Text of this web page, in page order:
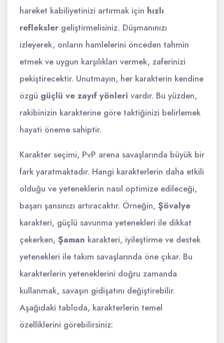
hareket kabiliyetinizi artırmak için hızlı
refleksler geliştirmelisiniz. Düşmanınızı
izleyerek, onların hamlelerini önceden tahmin
etmek ve uygun karşılıkları vermek, zaferinizi
pekiştirecektir. Unutmayın, her karakterin kendine
özgü güçlü ve zayıf yönleri vardır. Bu yüzden,
rakibinizin karakterine göre taktiğinizi belirlemek
hayati öneme sahiptir.
Karakter seçimi, PvP arena savaşlarında büyük bir
fark yaratmaktadır. Hangi karakterlerin daha etkili
olduğu ve yeteneklerin nasıl optimize edileceği,
başarı şansınızı artıracaktır. Örneğin, Şövalye
karakteri, güçlü savunma yetenekleri ile dikkat
çekerken, Şaman karakteri, iyileştirme ve destek
yetenekleri ile takım savaşlarında öne çıkar. Bu
karakterlerin yeteneklerini doğru zamanda
kullanmak, savaşın gidişatını değiştirebilir.
Aşağıdaki tabloda, karakterlerin temel
özelliklerini görebilirsiniz: